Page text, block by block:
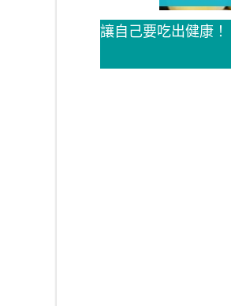
讓自己要吃出健康！